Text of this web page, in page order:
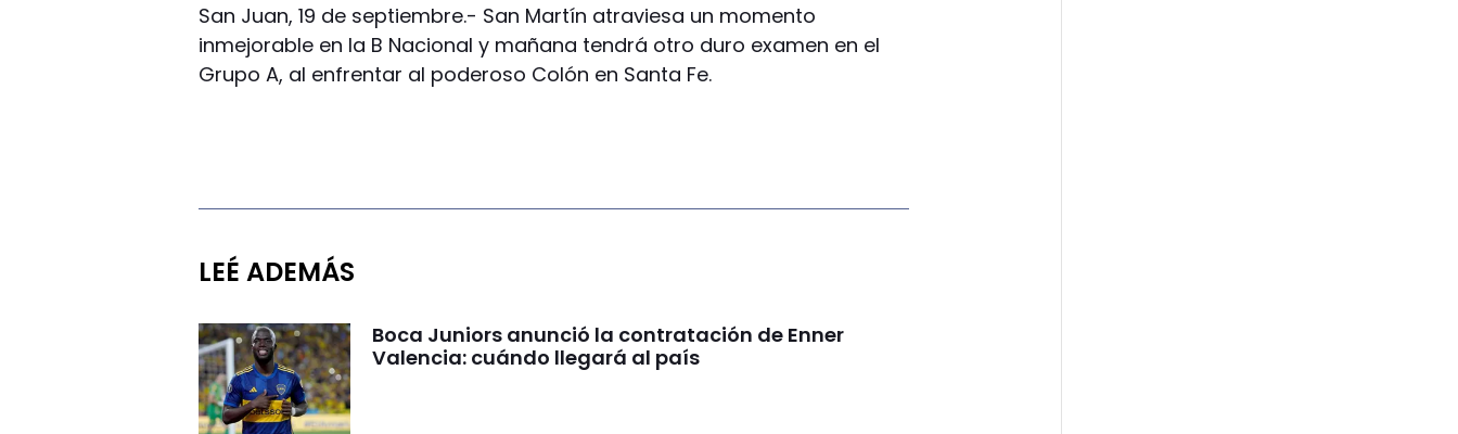
San Juan, 19 de septiembre.- San Martín atraviesa un momento
inmejorable en la B Nacional y mañana tendrá otro duro examen en el
Grupo A, al enfrentar al poderoso Colón en Santa Fe.
LEÉ ADEMÁS
Boca Juniors anunció la contratación de Enner
Valencia: cuándo llegará al país